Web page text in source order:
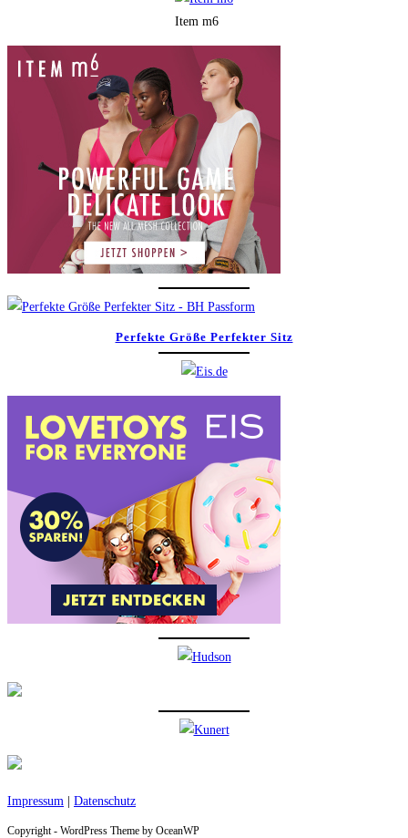
Item m6
Perfekte Größe Perfekter Sitz
Impressum Datenschutz
Copyright - WordPress Theme by OceanWP